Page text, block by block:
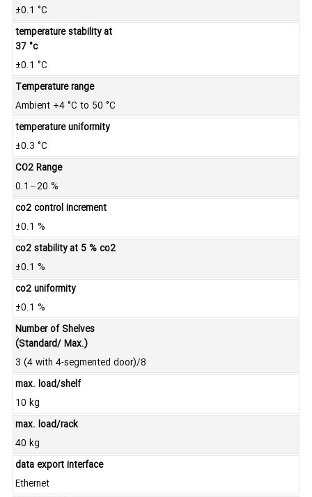
±0.1 °C
temperature stability at
37 °c
±0.1 °C
Temperature range
Ambient +4 °C to 50 °C
temperature uniformity
±0.3 °C
CO2 Range
0.1 – 20 %
co2 control increment
±0.1 %
co2 stability at 5 % co2
±0.1 %
co2 uniformity
±0.1 %
Number of Shelves
(Standard/ Max.)
3 (4 with 4-segmented door)/8
max. load/shelf
10 kg
max. load/rack
40 kg
data export interface
Ethernet